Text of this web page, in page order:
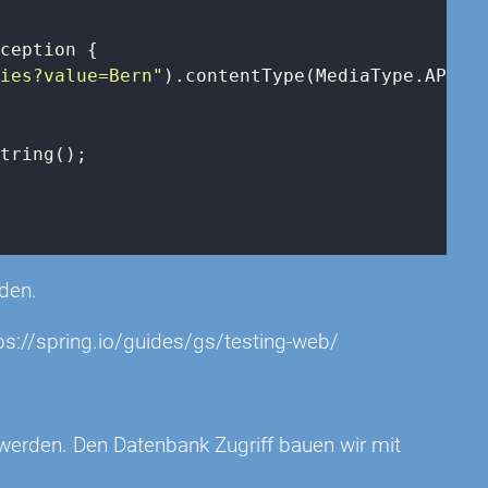
{
spring.io/guides/gs/testing-web/
Den Datenbank Zugriff bauen wir mit